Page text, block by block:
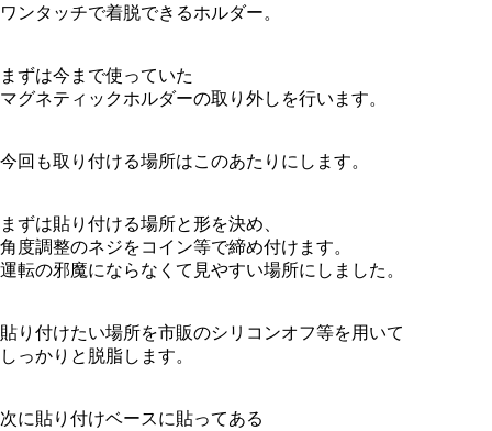
ワンタッチで着脱できるホルダー。
まずは今まで使っていた
マグネティックホルダーの取り外しを行います。
今回も取り付ける場所はこのあたりにします。
まずは貼り付ける場所と形を決め、
角度調整のネジをコイン等で締め付けます。
運転の邪魔にならなくて見やすい場所にしました。
貼り付けたい場所を市販のシリコンオフ等を用いて
しっかりと脱脂します。
次に貼り付けベースに貼ってある